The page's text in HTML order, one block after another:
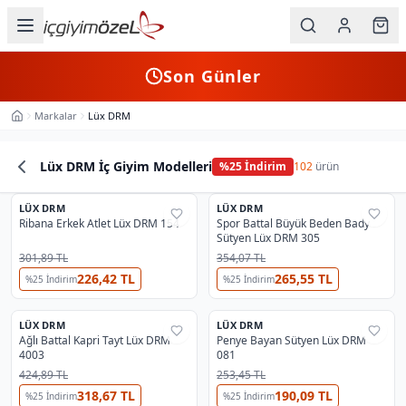
Erkek
Çocuk
Fantazi
Büyük
Beden
Son Günler
Ana SayfaMarkalar Lüx DRM
Lüx DRM İç Giyim Modelleri %25İndirim 102 ürün
Ürün Listesi
%25
LÜX DRM
Ribana Erkek Atlet Lüx DRM 154
301,89 TL
%25 İndirim226,42 TL
%25
LÜX DRM
Spor Battal Büyük Beden Bady
Sütyen Lüx DRM 305
354,07 TL
%25 İndirim265,55 TL
%25
LÜX DRM
Ağlı Battal Kapri Tayt Lüx DRM
4003
424,89 TL
%25 İndirim318,67 TL
%25
3
LÜX DRM
Penye Bayan Sütyen Lüx DRM
081
253,45 TL
%25 İndirim190,09 TL